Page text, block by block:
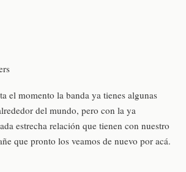
el momento la banda ya tienes algunas
del mundo, pero con la ya
estrecha relación que tienen con nuestro
que pronto los veamos de nuevo por acá.